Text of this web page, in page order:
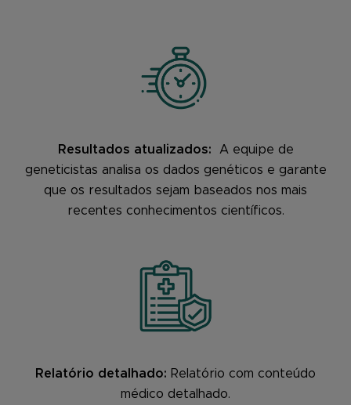
Resultados atualizados:
A equipe de
geneticistas analisa os dados genéticos e garante
que os resultados sejam baseados nos mais
recentes conhecimentos científicos.
Relatório detalhado: Relatório com conteúdo
médico detalhado.